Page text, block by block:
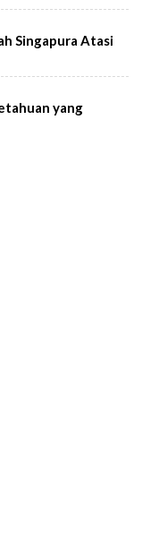
Singapura Atasi
yang